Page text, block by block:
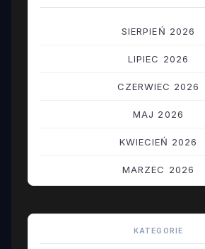
SIERPIEŃ 2026
LIPIEC 2026
CZERWIEC 2026
MAJ 2026
KWIECIEŃ 2026
MARZEC 2026
STYCZEŃ 2026
KATEGORIE